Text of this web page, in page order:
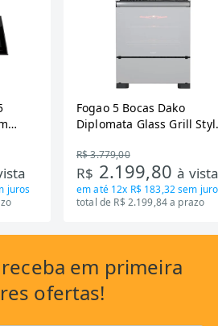
juros
Fogao 5 Bocas Dako
Diplomata Glass Grill
R$ 3.779,00
R$ 2.199,80à
em até 12x R$ 183,32sem
total de R$ 2.199,84 a prazo
em primeira
ofertas!